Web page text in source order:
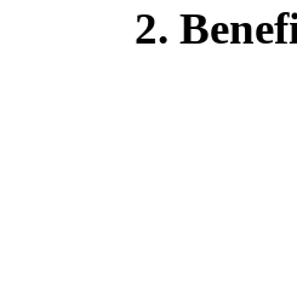
2.